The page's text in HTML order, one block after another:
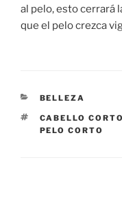
al pelo, esto cerrará
que el pelo crezca
CATEGORÍAS
BELLEZA
ETIQUETAS
CABELLO CORTO
PELO CORTO